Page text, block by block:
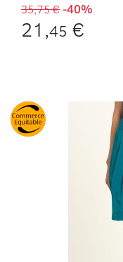
35,75 €-40%
21,45 €